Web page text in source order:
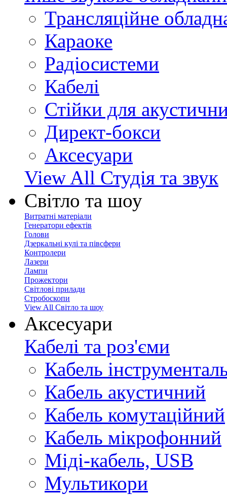
Трансляційне
Караоке
Радіосистеми
Кабелі
Стійки для
Директ-бокси
Аксесуари
View All Студія та звук
Світло та шоу
Витратні матеріали
Генератори ефектів
Голови
Дзеркальні кулі та півсфери
Контролери
Лазери
Лампи
Прожектори
Світлові прилади
Стробоскопи
View All Світло та шоу
Аксесуари
Кабелі та роз'єми
Кабель
Кабель акустичний
Кабель комутаційний
Кабель мікрофонний
Міді-кабель, USB
Мультикори